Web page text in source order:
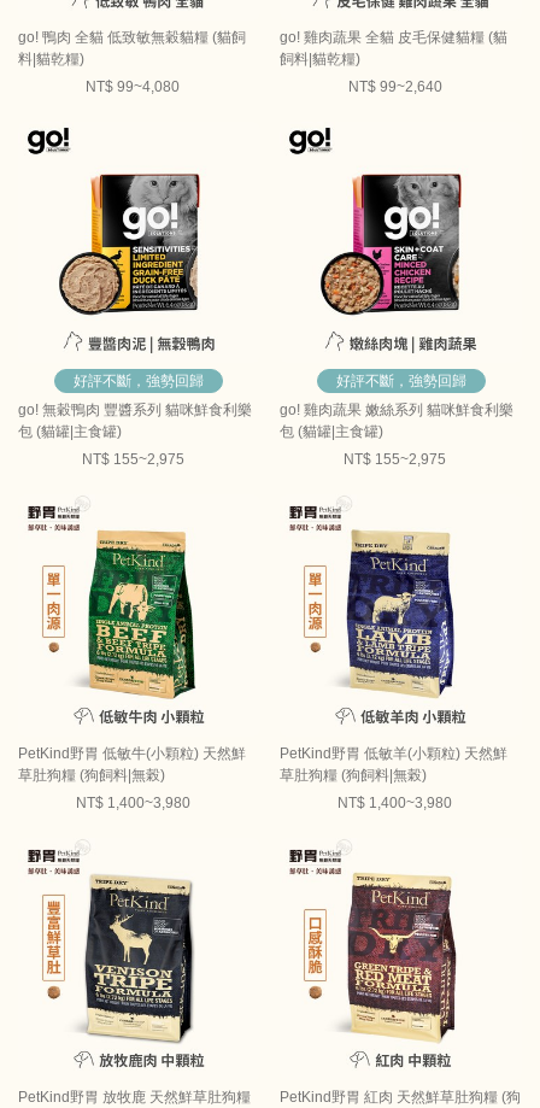
go! 鴨肉 全貓 低致敏無穀貓糧 (貓飼
料|貓乾糧)
NT$ 99~4,080
go! 雞肉蔬果 全貓 皮毛保健貓糧 (貓
飼料|貓乾糧)
NT$ 99~2,640
好評不斷，強勢回歸
go! 無穀鴨肉 豐醬系列 貓咪鮮食利樂
包 (貓罐|主食罐)
NT$ 155~2,975
好評不斷，強勢回歸
go! 雞肉蔬果 嫩絲系列 貓咪鮮食利樂
包 (貓罐|主食罐)
NT$ 155~2,975
PetKind野胃 低敏牛(小顆粒) 天然鮮
草肚狗糧 (狗飼料|無榖)
NT$ 1,400~3,980
PetKind野胃 低敏羊(小顆粒) 天然鮮
草肚狗糧 (狗飼料|無榖)
NT$ 1,400~3,980
PetKind野胃 放牧鹿 天然鮮草肚狗糧
PetKind野胃 紅肉 天然鮮草肚狗糧 (狗